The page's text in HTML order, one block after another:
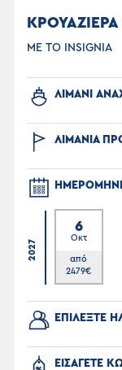
ΜΕ ΤΟ INSIGNIA
ΛΙΜΑΝΙ
ΛΙΜΑΝΙΑ
2027
6
Οκτ
από
2479€
ΕΠΙΛΕΞΤΕ
ΕΙΣΑΓΕΤΕ